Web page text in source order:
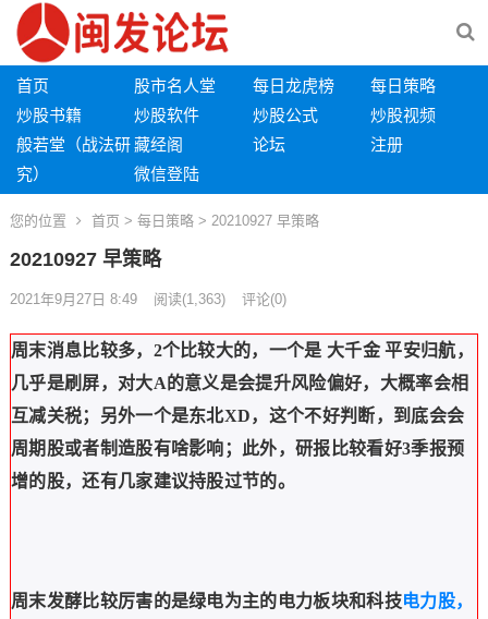
首页 股市名人堂 每日龙虎榜
每日策略
炒股书籍
炒股软件 炒股公式
炒股视频
般若堂（战法研
究）
藏经阁 论坛
注册
微信登陆
您的位置 首页 > 每日策略 > 20210927 早策略
20210927 早策略
2021年9月27日 8:49 阅读(1,363) 评论(0)
周末消息比较多，2个比较大的，一个是 大千金 平安归航，
几乎是刷屏，对大A的意义是会提升风险偏好，大概率会相
互减关税；另外一个是东北XD，这个不好判断，到底会会
周期股或者制造股有啥影响；此外，研报比较看好3季报预
增的股，还有几家建议持股过节的。
周末发酵比较厉害的是绿电为主的电力板块和科技电力股，